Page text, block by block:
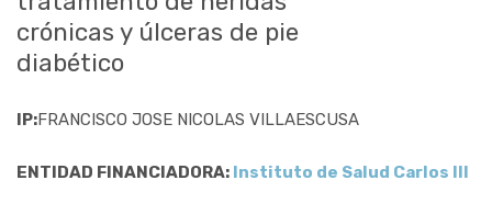
crónicas y úlceras de pie
diabético
IP:FRANCISCO JOSE NICOLAS VILLAESCUSA
ENTIDAD FINANCIADORA: Instituto de Salud Carlos III